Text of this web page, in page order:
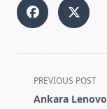
<span
class="nav-
PREVIOUS POST
Ankara